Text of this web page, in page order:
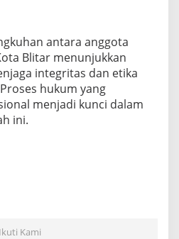
antara anggota
Blitar menunjukkan
integritas dan etika
hukum yang
menjadi kunci dalam
ini.
Ikuti Kami